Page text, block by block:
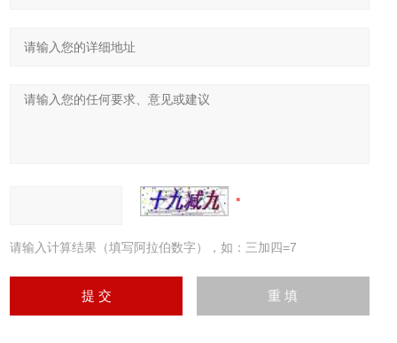
请输入计算结果（填写阿拉伯数字），如：三加四=7